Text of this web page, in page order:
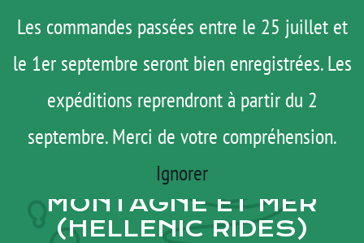
Les commandes passées entre le 25 juillet et
le 1er septembre seront bien enregistrées. Les
expéditions reprendront à partir du 2
septembre. Merci de votre compréhension.
Ignorer
contenu
Menu
ROAD TRIP
ACTUS
TESTS
AGENDA
MATOS
AGENDA
LA CRÈTE ENTRE
MONTAGNE ET MER
(HELLENIC RIDES)